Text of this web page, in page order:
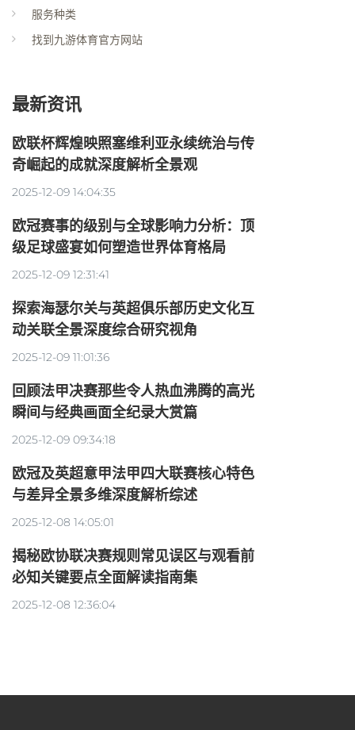
服务种类
找到九游体育官方网站
最新资讯
欧联杯辉煌映照塞维利亚永续统治与传
奇崛起的成就深度解析全景观
2025-12-09 14:04:35
欧冠赛事的级别与全球影响力分析：顶
级足球盛宴如何塑造世界体育格局
2025-12-09 12:31:41
探索海瑟尔关与英超俱乐部历史文化互
动关联全景深度综合研究视角
2025-12-09 11:01:36
回顾法甲决赛那些令人热血沸腾的高光
瞬间与经典画面全纪录大赏篇
2025-12-09 09:34:18
欧冠及英超意甲法甲四大联赛核心特色
与差异全景多维深度解析综述
2025-12-08 14:05:01
揭秘欧协联决赛规则常见误区与观看前
必知关键要点全面解读指南集
2025-12-08 12:36:04